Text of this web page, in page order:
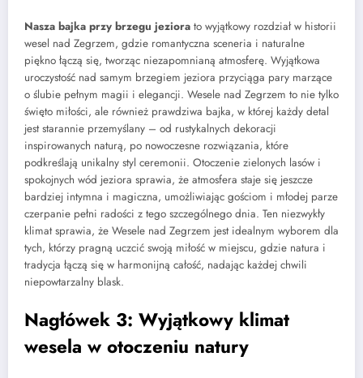
Nasza bajka przy brzegu jeziora to wyjątkowy rozdział w historii
wesel nad Zegrzem, gdzie romantyczna sceneria i naturalne
piękno łączą się, tworząc niezapomnianą atmosferę. Wyjątkowa
uroczystość nad samym brzegiem jeziora przyciąga pary marzące
o ślubie pełnym magii i elegancji. Wesele nad Zegrzem to nie tylko
święto miłości, ale również prawdziwa bajka, w której każdy detal
jest starannie przemyślany – od rustykalnych dekoracji
inspirowanych naturą, po nowoczesne rozwiązania, które
podkreślają unikalny styl ceremonii. Otoczenie zielonych lasów i
spokojnych wód jeziora sprawia, że atmosfera staje się jeszcze
bardziej intymna i magiczna, umożliwiając gościom i młodej parze
czerpanie pełni radości z tego szczególnego dnia. Ten niezwykły
klimat sprawia, że Wesele nad Zegrzem jest idealnym wyborem dla
tych, którzy pragną uczcić swoją miłość w miejscu, gdzie natura i
tradycja łączą się w harmonijną całość, nadając każdej chwili
niepowtarzalny blask.
Nagłówek 3: Wyjątkowy klimat
wesela w otoczeniu natury